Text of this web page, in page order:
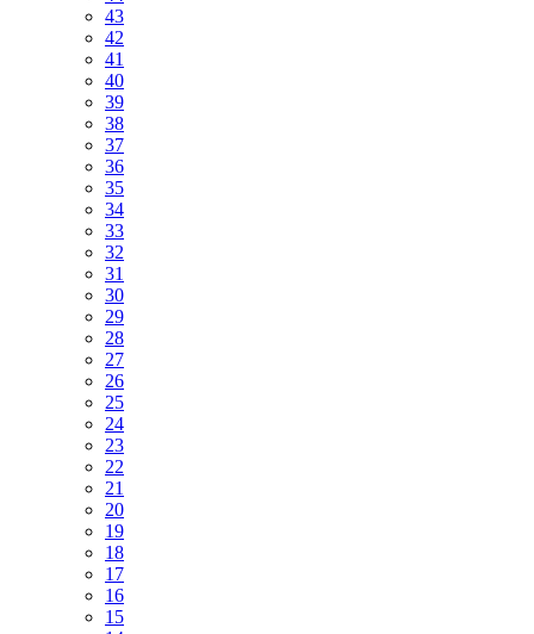
43
42
41
40
39
38
37
36
35
34
33
32
31
30
29
28
27
26
25
24
23
22
21
20
19
18
17
16
15